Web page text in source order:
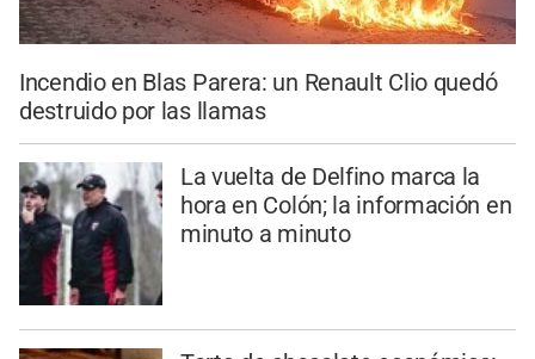
Incendio en Blas Parera: un Renault Clio quedó
destruido por las llamas
La vuelta de Delfino marca la
hora en Colón; la información en
minuto a minuto